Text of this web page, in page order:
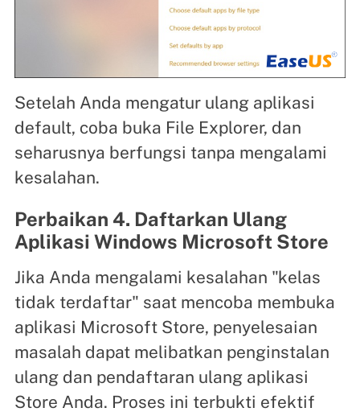
Setelah Anda mengatur ulang aplikasi
default, coba buka File Explorer, dan
seharusnya berfungsi tanpa mengalami
kesalahan.
Perbaikan 4. Daftarkan Ulang
Aplikasi Windows Microsoft Store
Jika Anda mengalami kesalahan "kelas
tidak terdaftar" saat mencoba membuka
aplikasi Microsoft Store, penyelesaian
masalah dapat melibatkan penginstalan
ulang dan pendaftaran ulang aplikasi
Store Anda. Proses ini terbukti efektif